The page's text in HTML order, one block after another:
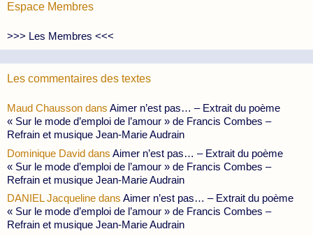
Espace Membres
>>> Les Membres <<<
Les commentaires des textes
Maud Chausson dans Aimer n’est pas… – Extrait du poème
« Sur le mode d’emploi de l’amour » de Francis Combes –
Refrain et musique Jean-Marie Audrain
Dominique David dans Aimer n’est pas… – Extrait du poème
« Sur le mode d’emploi de l’amour » de Francis Combes –
Refrain et musique Jean-Marie Audrain
DANIEL Jacqueline dans Aimer n’est pas… – Extrait du poème
« Sur le mode d’emploi de l’amour » de Francis Combes –
Refrain et musique Jean-Marie Audrain